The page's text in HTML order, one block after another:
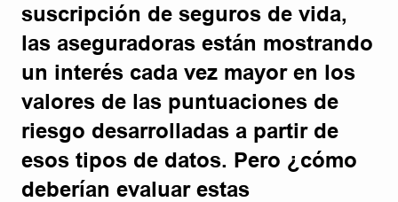
suscripción de seguros de vida,
las aseguradoras están mostrando
un interés cada vez mayor en los
valores de las puntuaciones de
riesgo desarrolladas a partir de
esos tipos de datos. Pero ¿cómo
deberían evaluar estas